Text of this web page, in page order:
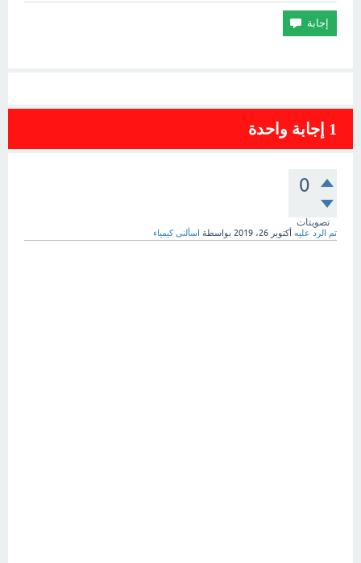
1 إجابة واحدة
0
تصويتات
تم الرد عليه أكتوبر 26، 2019 بواسطة اسألنى كيمياء